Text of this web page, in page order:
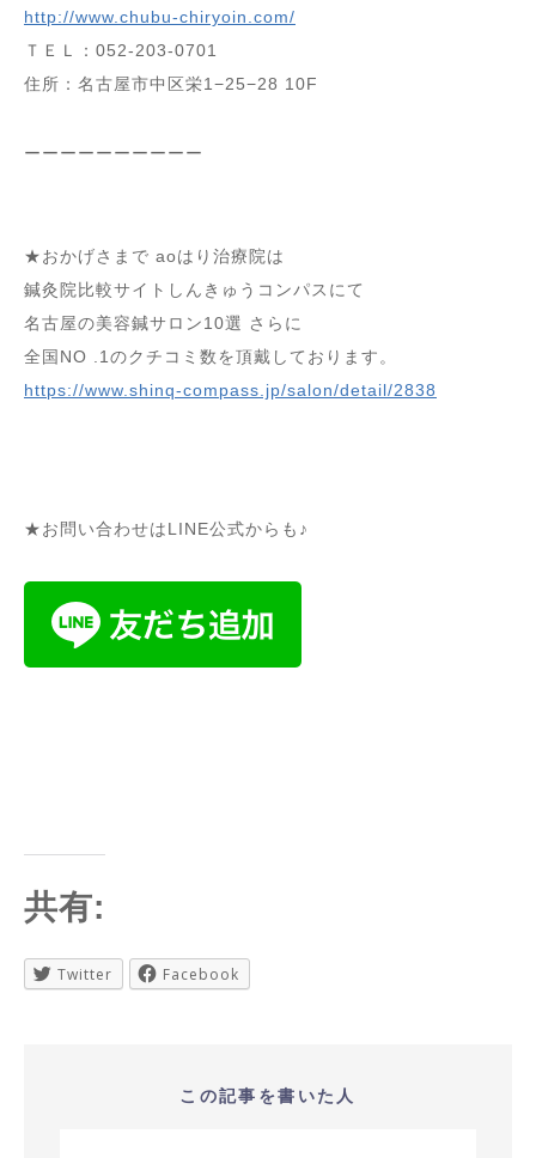
http://www.chubu-chiryoin.com/
ＴＥＬ：052-203-0701
住所：名古屋市中区栄1−25−28 10F
ーーーーーーーーーー
★おかげさまで aoはり治療院は
鍼灸院比較サイトしんきゅうコンパスにて
名古屋の美容鍼サロン10選 さらに
全国NO .1のクチコミ数を頂戴しております。
https://www.shinq-compass.jp/salon/detail/2838
★お問い合わせはLINE公式からも♪
共有:
Twitter Facebook
この記事を書いた人